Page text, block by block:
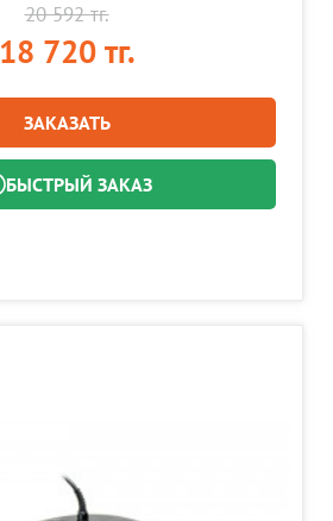
20 592 тг.
18 720 тг.
ЗАКАЗАТЬ
БЫСТРЫЙ ЗАКАЗ